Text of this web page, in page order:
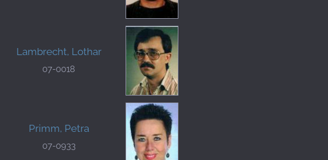
Lambrecht, Lothar
07-0018
Primm, Petra
07-0933